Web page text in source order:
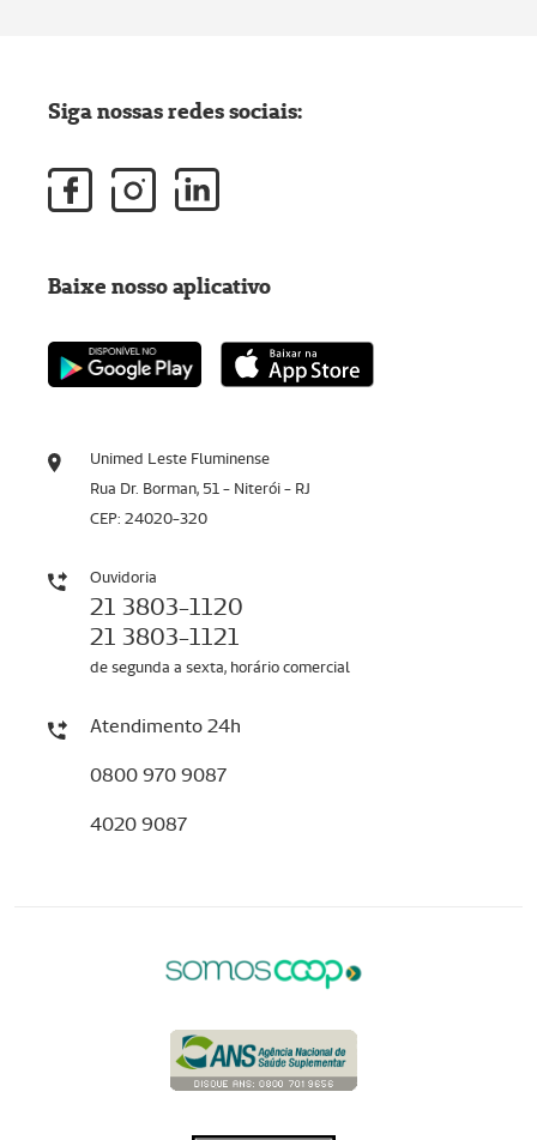
Unimed Leste Fluminense
Rua Dr. Borman, 51 - Niterói - RJ
CEP: 24020-320
Ouvidoria
21 3803-1120
21 3803-1121
de segunda a sexta, horário comercial
Atendimento 24h
0800 970 9087
4020 9087
Siga nossas redes sociais:
Baixe nosso aplicativo